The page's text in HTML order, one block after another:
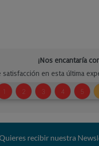
recibir nuestra